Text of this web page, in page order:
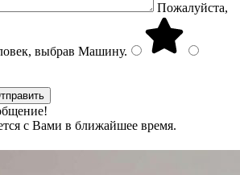
Пожалуйста,
выбрав Машину.
с Вами в ближайшее время.